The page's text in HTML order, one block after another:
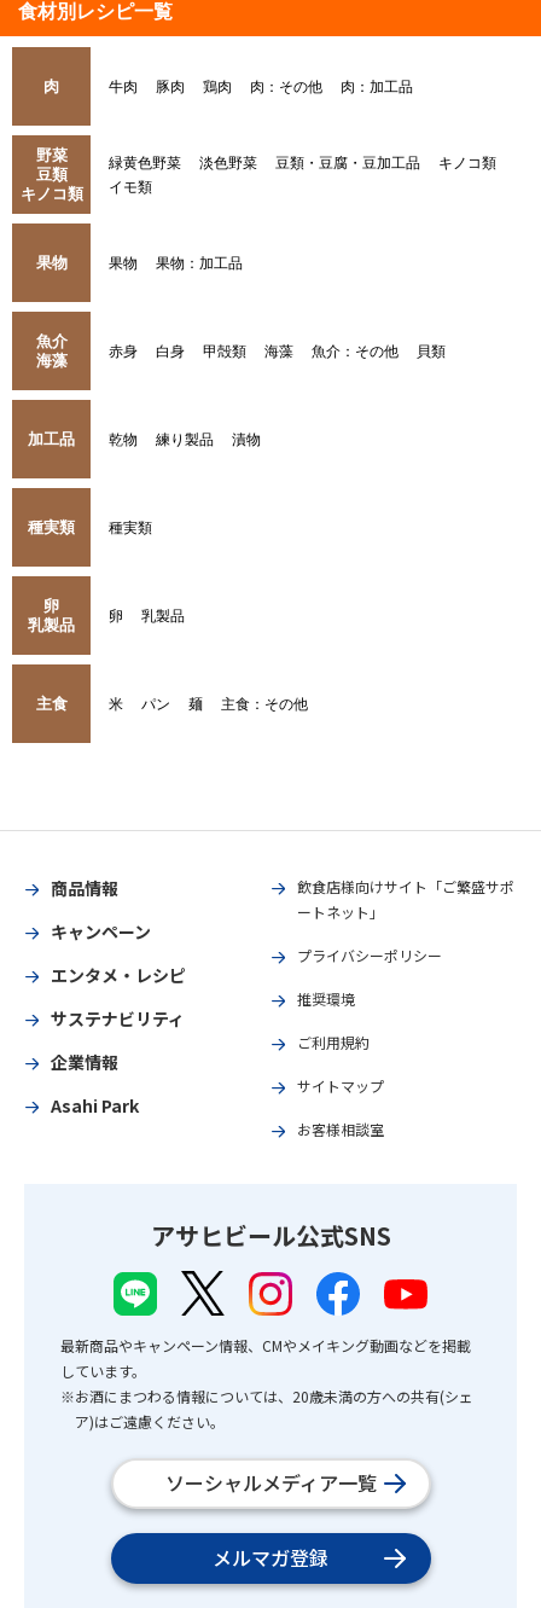
食材別レシピ一覧
肉 牛肉 豚肉 鶏肉 肉：その他 肉：加工品
野菜
豆類
キノコ類
緑黄色野菜 淡色野菜 豆類・豆腐・豆加工品
キノコ類
イモ類
果物 果物 果物：加工品
魚介
海藻
赤身 白身 甲殻類 海藻 魚介：その他 貝類
加工品 乾物 練り製品 漬物
種実類 種実類
卵
乳製品
卵 乳製品
主食 米 パン 麺 主食：その他
商品情報
キャンペーン
エンタメ・レシピ
サステナビリティ
企業情報
Asahi Park
飲食店様向けサイト「ご繁盛サポ
ートネット」
プライバシーポリシー
推奨環境
ご利用規約
サイトマップ
お客様相談室
アサヒビール公式SNS
最新商品やキャンペーン情報、CMやメイキング動画などを掲載
しています。
※お酒にまつわる情報については、20歳未満の方への共有(シェ
ア)はご遠慮ください。
ソーシャルメディア一覧
メルマガ登録